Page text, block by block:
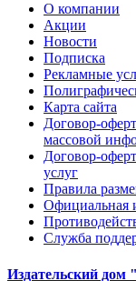
О компании
Акции
Новости
Подписка
Рекламные
Карта сайта
Договор-
массовой
Договор-
услуг
Правила
Официальная
Cлужба
Издательский дом